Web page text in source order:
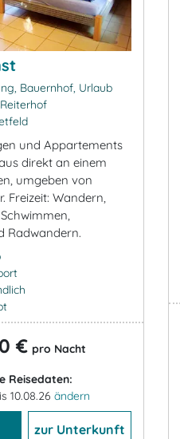
Bauernhof, Urlaub
und Appartements
direkt an einem
umgeben von
Freizeit: Wandern,
Radwandern.
€ pro Nacht
Reisedaten:
10.08.26 ändern
zur Unterkunft